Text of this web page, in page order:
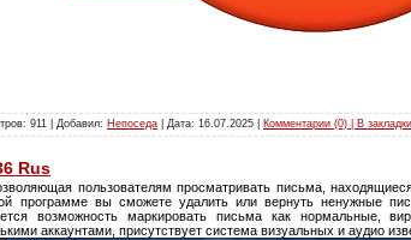
911 | Добавил: Непоседа | Дата: 16.07.2025 Комментарии (0) | В закладки
Rus
пользователям просматривать письма,
программе вы сможете удалить или вернуть ненужные
возможность маркировать письма как нормальные,
аккаунтами, присутствует система визуальных и аудио